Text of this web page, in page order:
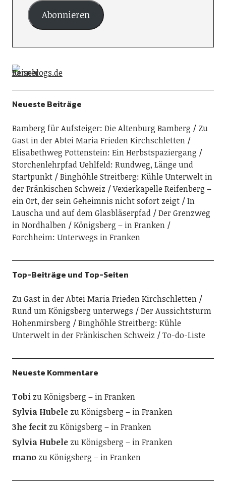
Abonnieren
Neueste Beiträge
Bamberg für Aufsteiger: Die Altenburg Bamberg
Zu
Gast in der Abtei Maria Frieden Kirchschletten
Elisabethweg Pottenstein: Ein Herbstspaziergang
Storchenlehrpfad Uehlfeld: Rundweg, Länge und
Startpunkt
Binghöhle Streitberg: Kühle Unterwelt in
der Fränkischen Schweiz
Vexierkapelle Reifenberg –
ein Ort, der sein Geheimnis nicht sofort zeigt
In
Lauscha und auf dem Glasbläserpfad
Der Grenzweg
in Nordhalben
Königsberg – in Franken
Forchheim: Unterwegs in Franken
Top-Beiträge und Top-Seiten
Zu Gast in der Abtei Maria Frieden Kirchschletten
Rund um Königsberg unterwegs
Der Aussichtsturm
Hohenmirsberg
Binghöhle Streitberg: Kühle
Unterwelt in der Fränkischen Schweiz
To-do-Liste
Neueste Kommentare
TobizuKönigsberg – in Franken
Sylvia HubelezuKönigsberg – in Franken
3he fecitzuKönigsberg – in Franken
Sylvia HubelezuKönigsberg – in Franken
manozuKönigsberg – in Franken